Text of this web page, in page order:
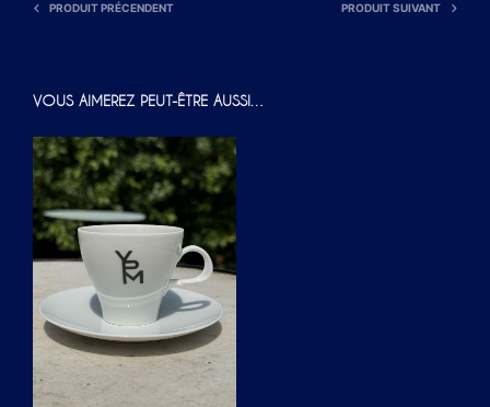
PRODUIT PRÉCENDENT PRODUIT SUIVANT
VOUS AIMEREZ PEUT-ÊTRE AUSSI…